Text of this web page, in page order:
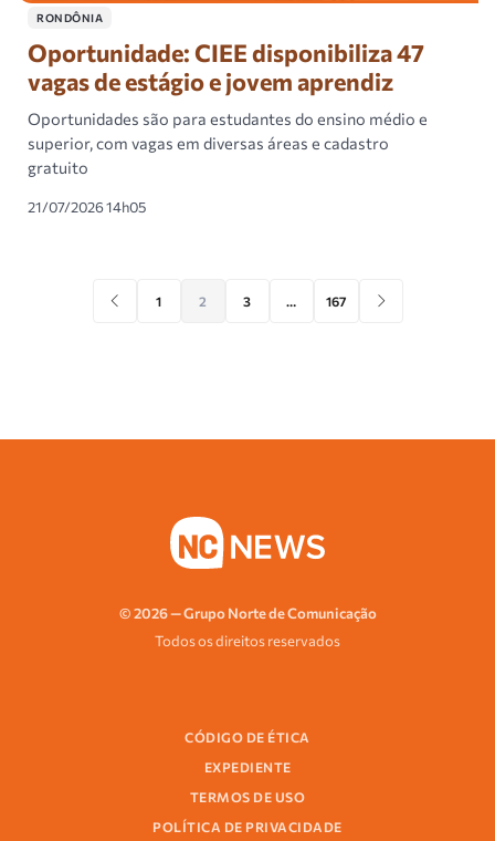
RONDÔNIA
Oportunidade: CIEE disponibiliza 47
vagas de estágio e jovem aprendiz
Oportunidades são para estudantes do ensino médio e
superior, com vagas em diversas áreas e cadastro
gratuito
21/07/2026 14h05
1 2 3 … 167
© 2026 — Grupo Norte de Comunicação
Todos os direitos reservados
CÓDIGO DE ÉTICA
EXPEDIENTE
TERMOS DE USO
POLÍTICA DE PRIVACIDADE